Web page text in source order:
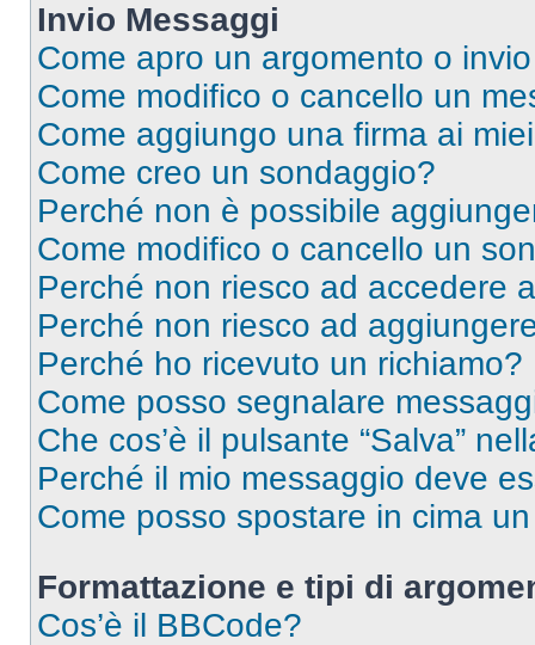
Invio Messaggi
Come apro un argomento o
Come modifico o cancello un
Come aggiungo una firma ai
Come creo un sondaggio?
Perché non è possibile
Come modifico o cancello un
Perché non riesco ad accedere
Perché non riesco ad
Perché ho ricevuto un richiamo?
Come posso segnalare
Che cos’è il pulsante “Salva”
Perché il mio messaggio deve
Come posso spostare in cima
Formattazione e tipi di
Cos’è il BBCode?